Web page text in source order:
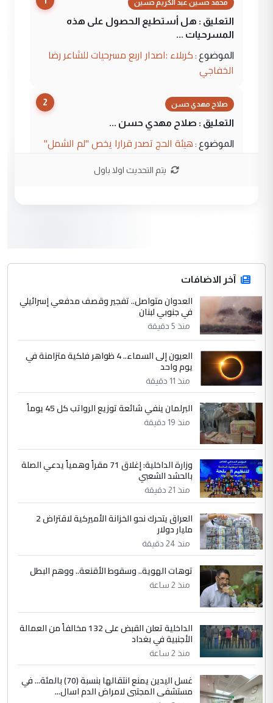
محمد حسين عبد الكريم حسين
التعليق : هل أستطيع الحصول على هذه
المسرحيات ...
الموضوع : كربلاء :اصدار اربع مسرحيات للشاعر رضا
الخفاجي
2 صلاح مهدي حسن
التعليق : صلاح مهدي حسن ...
الموضوع : هيئة الحج تصدر قرارا يخص "لم الشمل"
hadi
التعليق : تحيه اخويه حسينيه اي انسان مهما
كان محدود المعرفه بتفاصيل احداث المنطقه
يقول بما لايقبل ...
أردوغان يؤكد ان اتفاقية مكة للدفاع
المشترك لا تستهدف أية دولة ومفتوحة لانضمام
الدول الشقيقة
5 يوسف غزوان عصمت
التعليق : بكالوريوس فيزياء طبية متزوج و
زوجتي أيضا بكالوريوس سكني بغداد أرغب في
إكمال دراستي داخل ...
الموضوع :
السعودية توافق على الاستمرار في
إعطاء 100 منحة دراسية للطلبة العراقيين في
جامعاتها سنويا
يتم التحديث اولا باول
آخر الاضافات
العدوان متواصل.. تفجير وقصف مدفعي إسرائيلي
في جنوبي لبنان
منذ 5 دقيقة
العيون إلى السماء.. 4 ظواهر فلكية متزامنة في
يوم واحد
منذ 11 دقيقة
البرلمان ينفي شائعة توزيع الرواتب كل 45 يوماً
منذ 19 دقيقة
وزارة الداخلية: إغلاق 71 مقراً وهمياً يدعي الصلة
بالحشد الشعبي
منذ 21 دقيقة
العراق يتحرك نحو الخزانة الأميركية لاقتراض 2
مليار دولار
منذ 24 دقيقة
توهات الهوية.. وسقوط الأقنعة.. ووهم البطل
منذ 2 ساعة
الداخلية تعلن القبض على 132 مخالفاً من العمالة
الأجنبية في بغداد
منذ 2 ساعة
غسل اليدين يمنع انتقالها بنسبة (70) بالمئة... في
مستشفى المجتبى لامراض الدم اسال...